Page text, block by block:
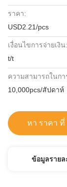
ราคา:
USD2.21/pcs
เงื่อนไขการจ่ายเงิน:
t/t
ความสามารถในก
10,000pcs/สัปดาห์
หา ราคา
ข้อมูลรายล